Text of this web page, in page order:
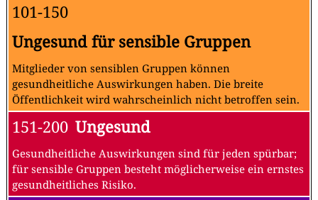
101-150
Ungesund für sensible Gruppen
Mitglieder von sensiblen Gruppen können
gesundheitliche Auswirkungen haben. Die breite
Öffentlichkeit wird wahrscheinlich nicht betroffen sein.
151-200 Ungesund
Gesundheitliche Auswirkungen sind für jeden spürbar;
für sensible Gruppen besteht möglicherweise ein ernstes
gesundheitliches Risiko.